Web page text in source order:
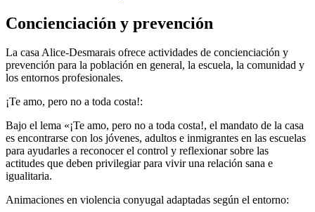
Concienciación y prevención
La casa Alice-Desmarais ofrece actividades de concienciación y
prevención para la población en general, la escuela, la comunidad y
los entornos profesionales.
¡Te amo, pero no a toda costa!:
Bajo el lema «¡Te amo, pero no a toda costa!, el mandato de la casa
es encontrarse con los jóvenes, adultos e inmigrantes en las escuelas
para ayudarles a reconocer el control y reflexionar sobre las
actitudes que deben privilegiar para vivir una relación sana e
igualitaria.
Animaciones en violencia conyugal adaptadas según el entorno: